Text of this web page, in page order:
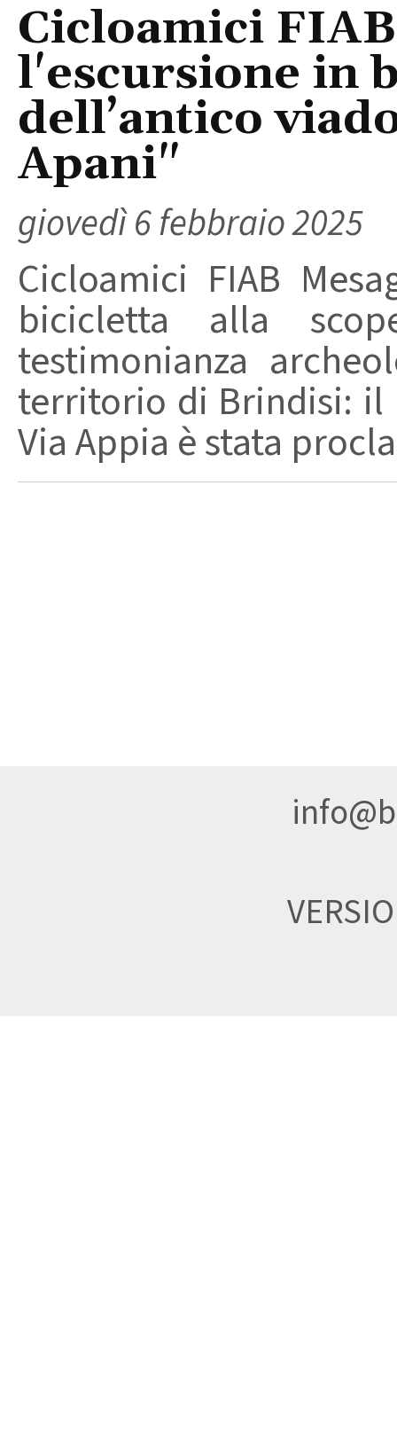
Cicloamici
l'escursione in
dell’antico
Apani"
giovedì 6 febbraio 2025
Cicloamici FIAB
bicicletta alla
testimonianza
territorio di Brindisi: il
Via Appia è stata